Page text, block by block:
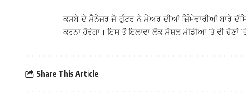
ਕਸਬੇ ਦੇ ਮੈਨੇਜਰ ਜੋ ਗੁੰਟਰ ਨੇ ਮੇਅਰ ਦੀਆਂ ਜ਼ਿੰਮੇਵਾਰੀਆਂ ਬਾਰੇ
ਕਰਨਾ ਹੋਵੇਗਾ। ਇਸ ਤੋਂ ਇਲਾਵਾ ਲੋਕ ਸੋਸ਼ਲ ਮੀਡੀਆ ‘ਤੇ ਵੀ ਚੋਣਾਂ
Share This Article